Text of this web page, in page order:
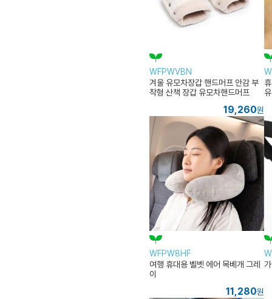
WFPWVBN
겨울 유모차장갑 핸드머프 안감 부
착형 산책 장갑 유모차핸드머프
19,260원
WFPW8HF
여행 휴대용 벨벳 에어 목베개 그레
이
11,280원